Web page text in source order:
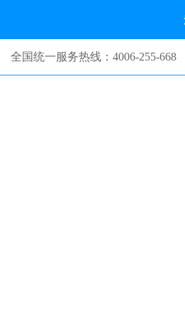
全国统一服务热线：4006-255-668